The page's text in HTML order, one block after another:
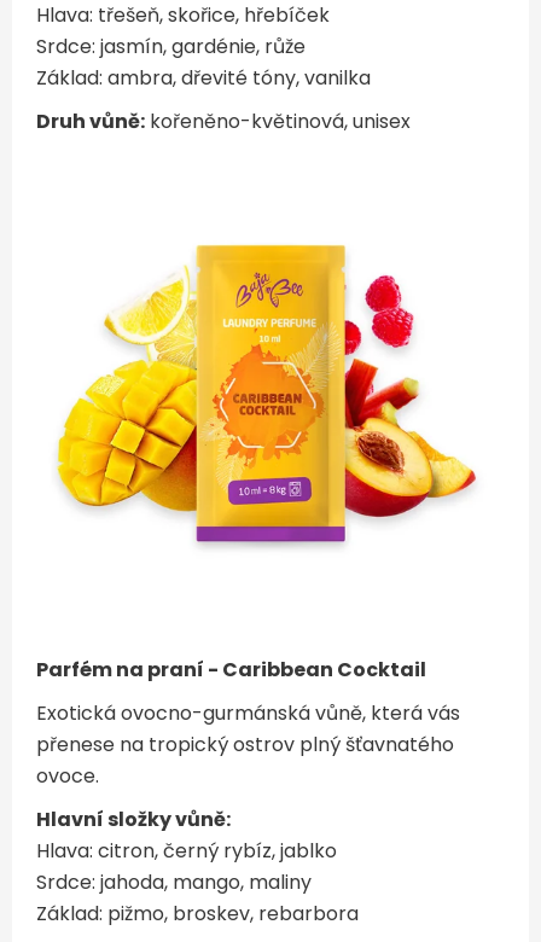
Hlava: třešeň, skořice, hřebíček
Srdce: jasmín, gardénie, růže
Základ: ambra, dřevité tóny, vanilka
Druh vůně: kořeněno-květinová, unisex
Parfém na praní - Caribbean Cocktail
Exotická ovocno-gurmánská vůně, která vás
přenese na tropický ostrov plný šťavnatého
ovoce.
Hlavní složky vůně:
Hlava: citron, černý rybíz, jablko
Srdce: jahoda, mango, maliny
Základ: pižmo, broskev, rebarbora